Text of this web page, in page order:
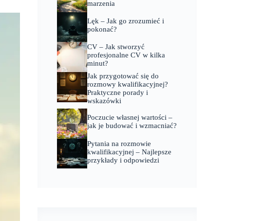
marzenia
Lęk – Jak go zrozumieć i
pokonać?
CV – Jak stworzyć
profesjonalne CV w kilka
minut?
Jak przygotować się do
rozmowy kwalifikacyjnej?
Praktyczne porady i
wskazówki
Poczucie własnej wartości –
jak je budować i wzmacniać?
Pytania na rozmowie
kwalifikacyjnej – Najlepsze
przykłady i odpowiedzi